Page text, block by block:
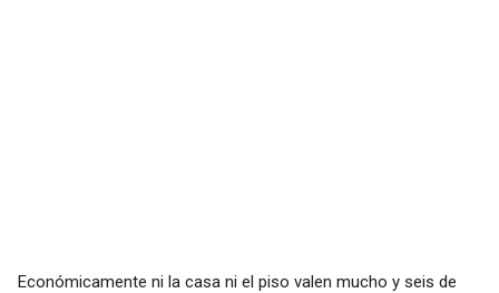
Económicamente ni la casa ni el piso valen mucho y seis de